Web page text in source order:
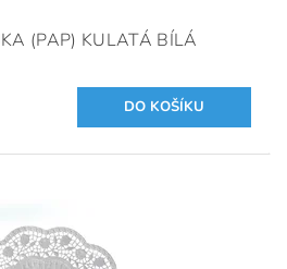
(PAP) KULATÁ BÍLÁ